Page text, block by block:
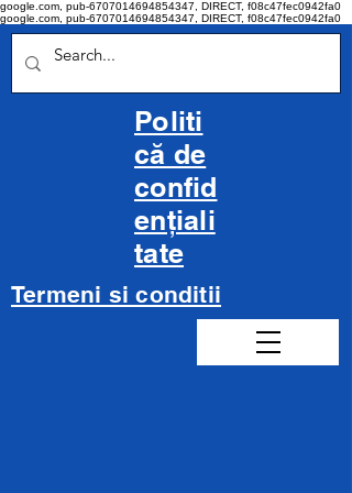
google.com, pub-6707014694854347, DIRECT, f08c47fec0942fa0
google.com, pub-6707014694854347, DIRECT, f08c47fec0942fa0
Politi
că de
confid
ențiali
tate
Termeni si conditii